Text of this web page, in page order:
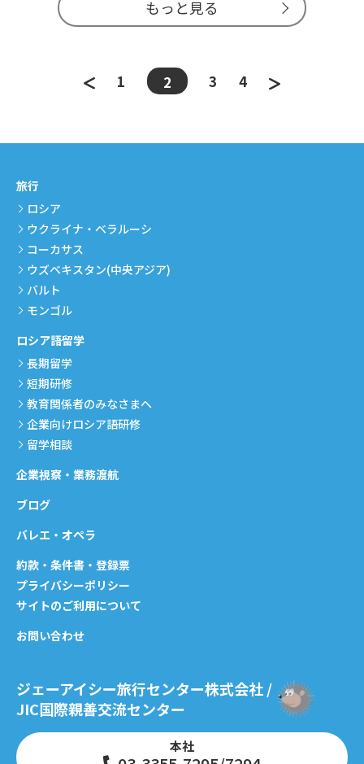
もっと見る
1 2 3 4
旅行
ロシア
ウクライナ・ベラルーシ
コーカサス
ウズベキスタン(中央アジア)
バルト
モンゴル
ロシア語留学
長期留学
短期研修
教育関係者のみなさまへ
企業向けロシア語研修
留学相談
企業視察・業務渡航
ブログ
バレエ・オペラ
約款・条件書・登録票
プライバシーポリシー
サイトのご利用について
お問い合わせ
ジェーアイシー旅行センター株式会社 /
JIC国際親善交流センター
本社